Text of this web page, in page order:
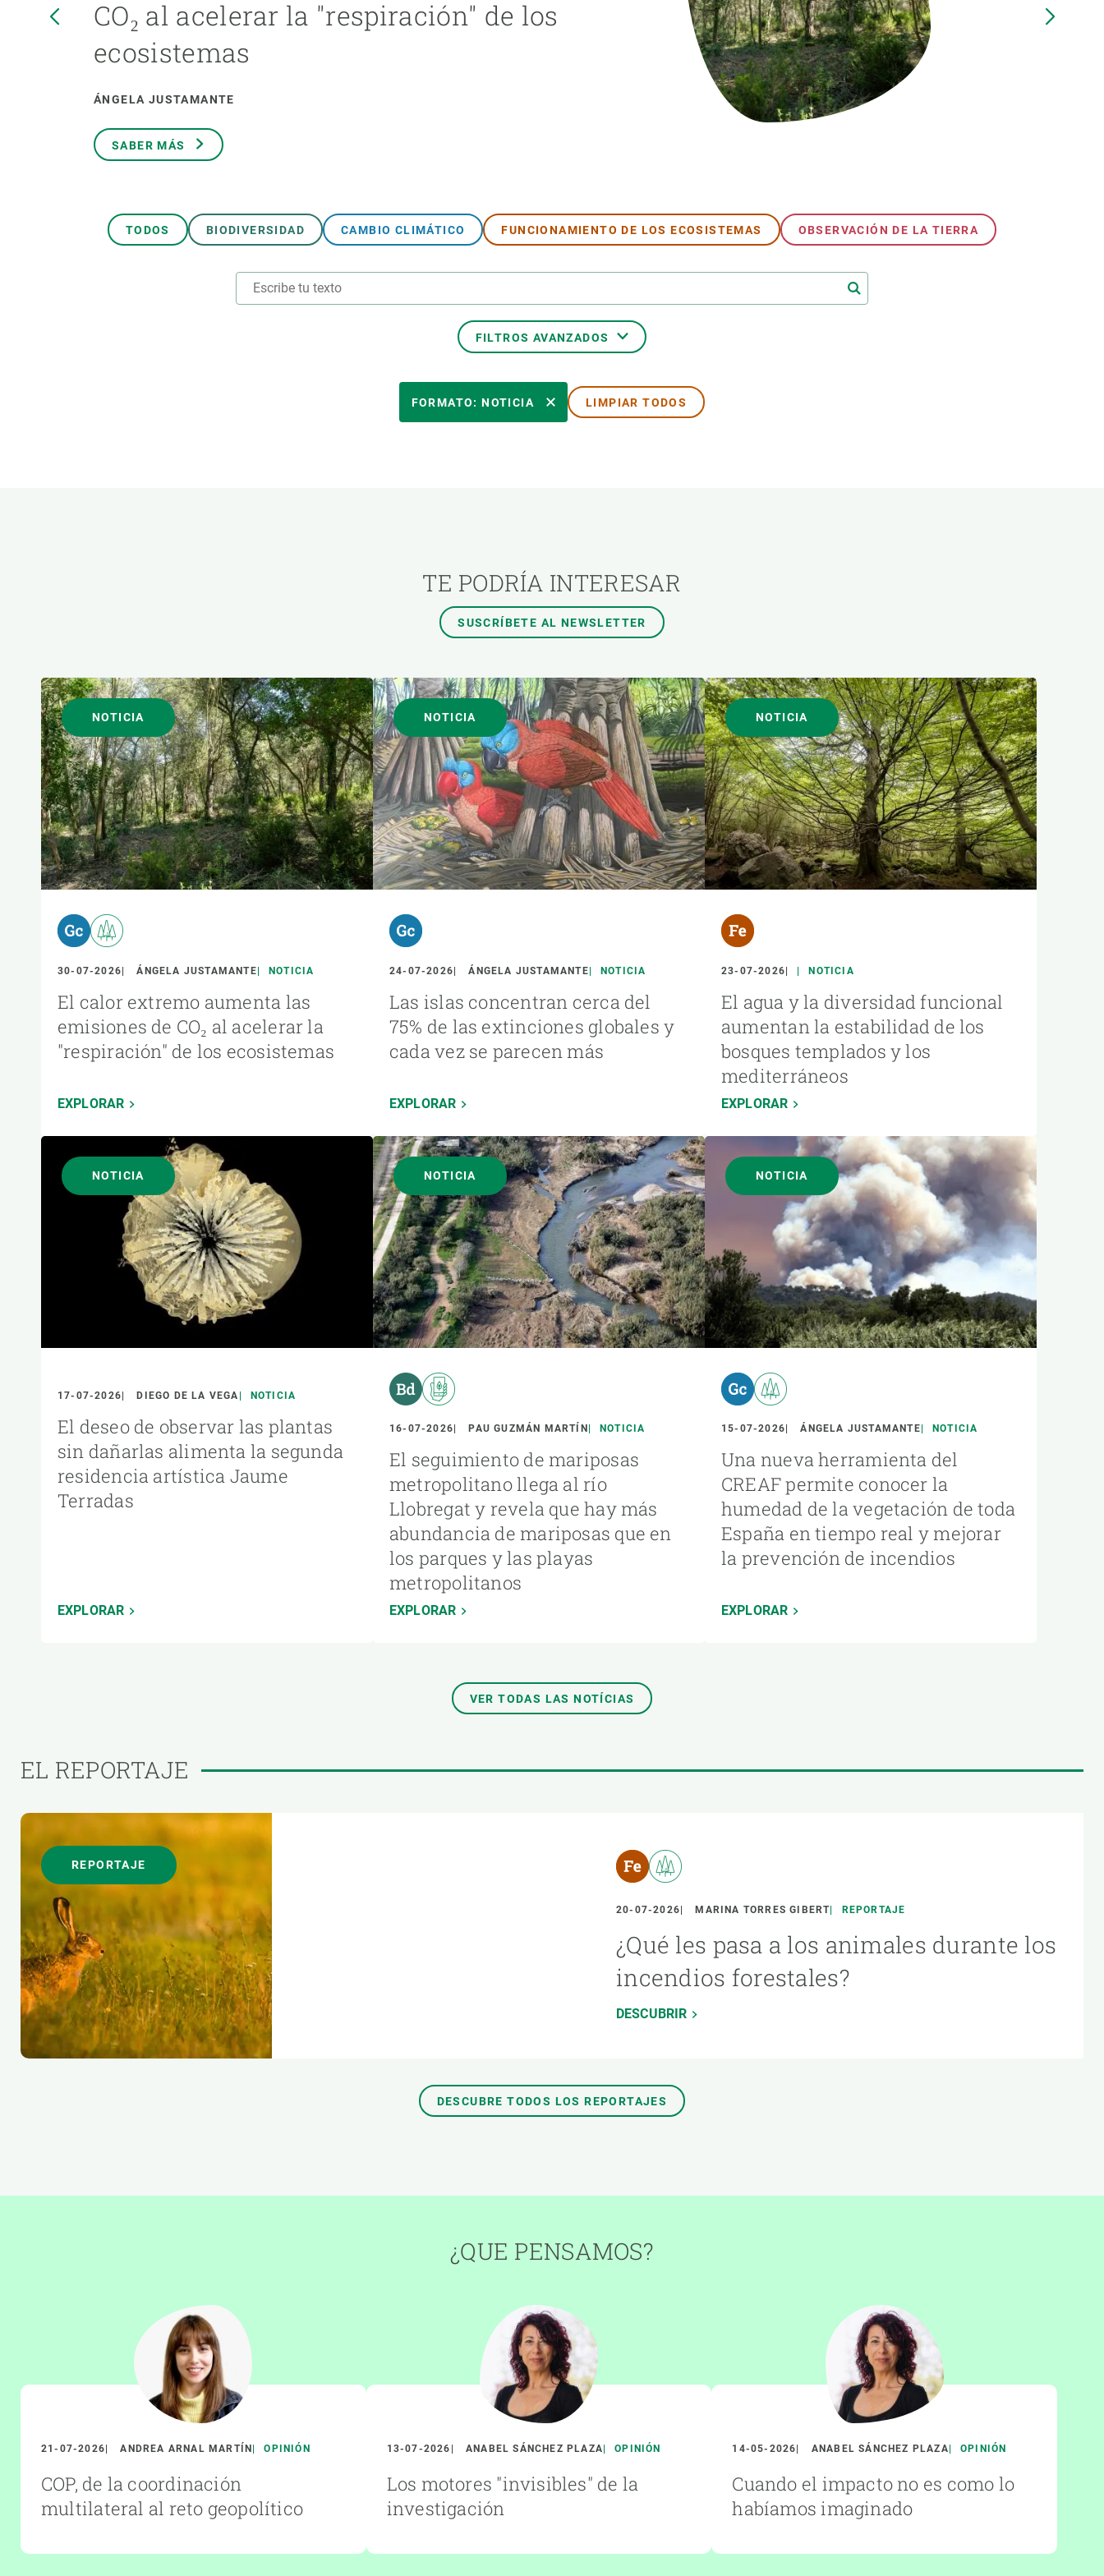
CO₂ al acelerar la "respiración" de los
ecosistemas
ÁNGELA JUSTAMANTE
SABER MÁS
TODOS BIODIVERSIDAD CAMBIO CLIMÁTICO FUNCIONAMIENTO DE LOS ECOSISTEMAS OBSERVACIÓN DE LA TIERRA
FILTROS AVANZADOS
TEMAS TRANSVERSALES
FORMATO: NOTICIA LIMPIAR TODOS
TE PODRÍA INTERESAR
SUSCRÍBETE AL NEWSLETTER
NOTICIA
30-07-2026 ÁNGELA JUSTAMANTE NOTICIA
El calor extremo aumenta las
emisiones de CO₂ al acelerar la
"respiración" de los ecosistemas
EXPLORAR
NOTICIA
24-07-2026 ÁNGELA JUSTAMANTE NOTICIA
Las islas concentran cerca del
75% de las extinciones globales y
cada vez se parecen más
EXPLORAR
NOTICIA
23-07-2026 NOTICIA
El agua y la diversidad funcional
aumentan la estabilidad de los
bosques templados y los
mediterráneos
EXPLORAR
NOTICIA
17-07-2026 DIEGO DE LA VEGA NOTICIA
El deseo de observar las plantas
sin dañarlas alimenta la segunda
residencia artística Jaume
Terradas
EXPLORAR
NOTICIA
16-07-2026 PAU GUZMÁN MARTÍN NOTICIA
El seguimiento de mariposas
metropolitano llega al río
Llobregat y revela que hay más
abundancia de mariposas que en
los parques y las playas
metropolitanos
EXPLORAR
NOTICIA
15-07-2026 ÁNGELA JUSTAMANTE NOTICIA
Una nueva herramienta del
CREAF permite conocer la
humedad de la vegetación de toda
España en tiempo real y mejorar
la prevención de incendios
EXPLORAR
VER TODAS LAS NOTÍCIAS
EL REPORTAJE
REPORTAJE
20-07-2026 MARINA TORRES GIBERT REPORTAJE
¿Qué les pasa a los animales durante los
incendios forestales?
DESCUBRIR
DESCUBRE TODOS LOS REPORTAJES
¿QUE PENSAMOS?
21-07-2026 ANDREA ARNAL MARTÍN OPINIÓN
COP, de la coordinación
multilateral al reto geopolítico
13-07-2026 ANABEL SÁNCHEZ PLAZA OPINIÓN
Los motores "invisibles" de la
investigación
14-05-2026 ANABEL SÁNCHEZ PLAZA OPINIÓN
Cuando el impacto no es como lo
habíamos imaginado
Marca y logotipos
Equidad, Diversidad e Inclusión (EDI)
Documentación
Observación de la Tierra
Temas transversales
Pide tu beca ERC
Programa de másteres y doctorado
Visitante o sabático
Un lugar donde crecer
Desarrollo de carrera
Eventos anteriores